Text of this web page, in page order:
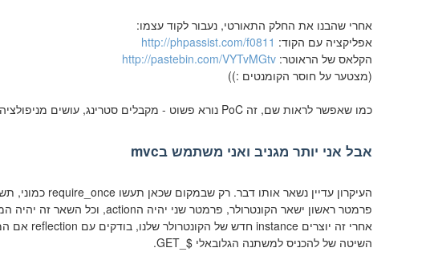
אחרי שהבנו את החלק התאורטי, נעבור לקוד עצמו:
אפליקציה עם הקוד: http://phpassist.com/f0811
הקלאס של הראוטר: http://pastebin.com/VYTvMGtv
(מצטער על חוסר הקומנטים :))
כמו שאפשר לראות שם, זה PoC נורא פשוט - מקבלים סטרינג, עושים מניפולציה קטנה, בודקים שהכל תקין, וטוענים את הקובץ הנכון.
אבל אני יותר מגניב ואני משתמש בmvc
העיקרון עדיין נשאר אותו דבר. רק שבמקום שכאן תעשו require_once כמוני, תשנו קצת את הסגנון:
פרמטר ראשון ישאר הקונטרולר, פרמטר שני יהיה הaction, וכל השאר זה יהיה המידע.
אחרי זה יוצרים instance חדש של הקונטרולר שלנו, בודקים עם reflection אם המטודה קיימת ומעבירים לה את הפרמטרים (
השיטה של להכניס למשתנה הגלובאלי $_GET.